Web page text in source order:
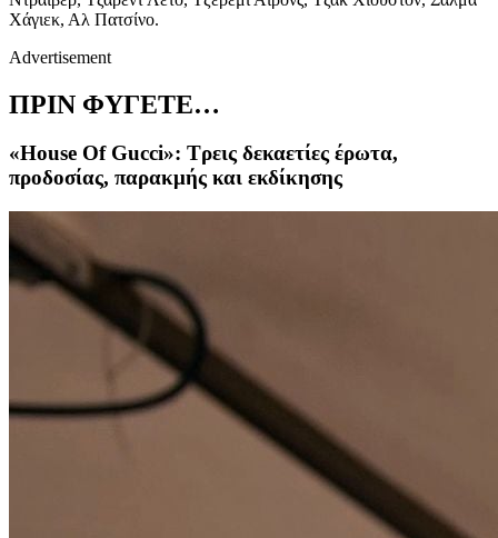
Χάγιεκ, Αλ Πατσίνο.
Advertisement
ΠΡΙΝ ΦΥΓΕΤΕ…
«House Of Gucci»: Τρεις δεκαετίες έρωτα,
προδοσίας, παρακμής και εκδίκησης